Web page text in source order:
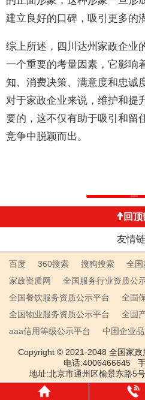
建立良好的口碑，吸引更多的
综上所述，四川达州家政企业
一个重要的考量因素，它影响
知、消费决策、满意度和忠诚
对于家政企业来说，维护和提
要的，这不仅有助于吸引和留
竞争中脱颖而出。
返回列表
回顶
友情
百度 360搜索 搜狗搜索
全国
家政资质网
全国服务行业资质公
全国餐饮服务资质公示平台
全国
全国物业服务资质公示平台
全国
aaa信用等级公示平台
中国企业
Copyright © 2021-2048 全国家
电话:4006466645
地址:北京市通州区榆景东路5